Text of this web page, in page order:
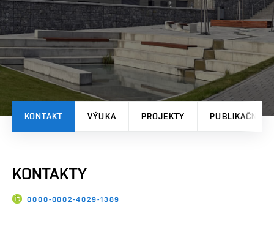
KONTAKT VÝUKA PROJEKTY PUBLIKAČNÍ
KONTAKTY
0000-0002-4029-1389